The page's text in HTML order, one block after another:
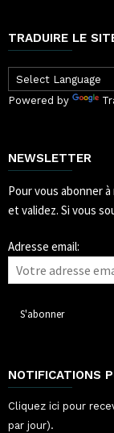
TRADUIRE LE
Powered by
NEWSLETTER
Pour vous abonner
et validez. Si vous
Adresse email:
NOTIFICATIONS
Cliquez ici pour
par jour).